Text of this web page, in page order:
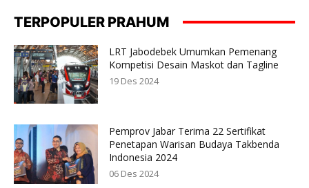
TERPOPULER PRAHUM
LRT Jabodebek Umumkan Pemenang
Kompetisi Desain Maskot dan Tagline
19 Des 2024
Pemprov Jabar Terima 22 Sertifikat
Penetapan Warisan Budaya Takbenda
Indonesia 2024
06 Des 2024